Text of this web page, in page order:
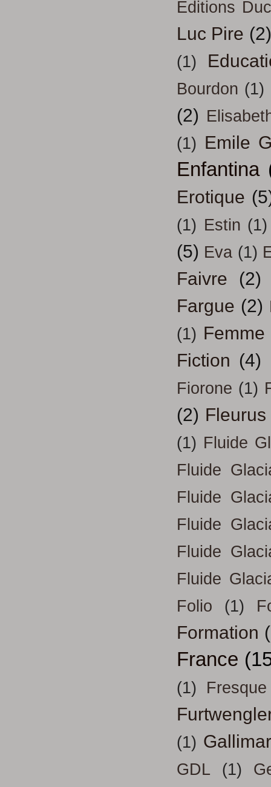
Editions
Luc Pire (2)
(1)
Bourdon (1)
(2)
(1) Emile
Enfantina
Erotique
(1) Estin (1)
(5) Eva (1)
Faivre
(2)
Fargue (2)
(1) Femme
Fiction (4)
Fiorone (1)
(2) Fleurus
(1) Fluide
Fluide
Fluide
Fluide
Fluide
Fluide
Folio
(1)
Formation
France
(1) Fresque
(1)
GDL (1)